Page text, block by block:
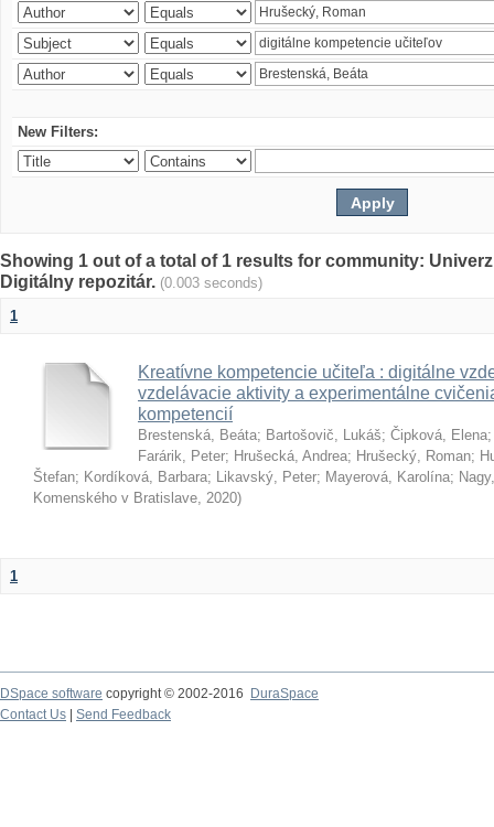
New Filters:
Showing 1 out of a total of 1 results for community:
Digitálny repozitár. (0.003 seconds)
1
Kreatívne kompetencie učiteľa : digitálne
vzdelávacie aktivity a experimentálne
kompetencií
Brestenská, Beáta; Bartošovič, Lukáš; Čipková, Elena
Farárik, Peter; Hrušecká, Andrea; Hrušecký, Roman;
Štefan; Kordíková, Barbara; Likavský, Peter; Mayerová, Karolína;
Komenského v Bratislave, 2020)
1
DSpace software copyright © 2002-2016
DuraSpace
Contact Us
Send Feedback